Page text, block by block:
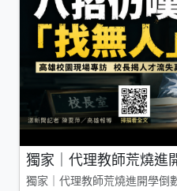
獨家｜代理教師荒燒
獨家｜代理教師荒燒進開學倒